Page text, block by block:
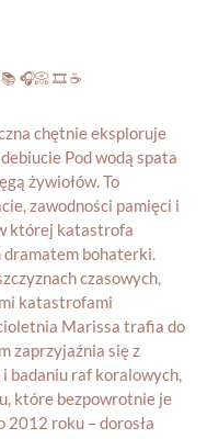
📚 🎧📀 🎞️ ☕️